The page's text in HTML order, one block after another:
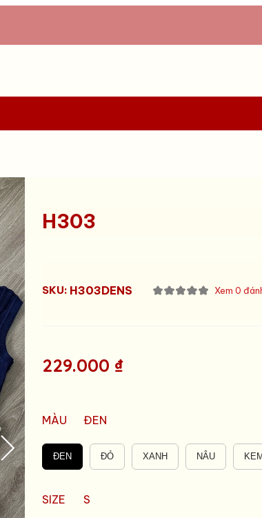
SKU: Xem 0
H303DENS
H303
MÀU ĐEN
ĐEN ĐỎ XANH NÂU
SIZE S
229.000 ₫